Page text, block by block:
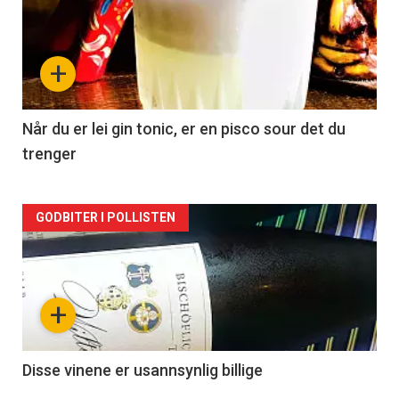
akkurat
nå
-
2
+
Når du er lei gin tonic, er en pisco sour det du
trenger
Forsiden
akkurat
nå
3
+
GODBITER I POLLISTEN
Disse vinene er usannsynlig billige